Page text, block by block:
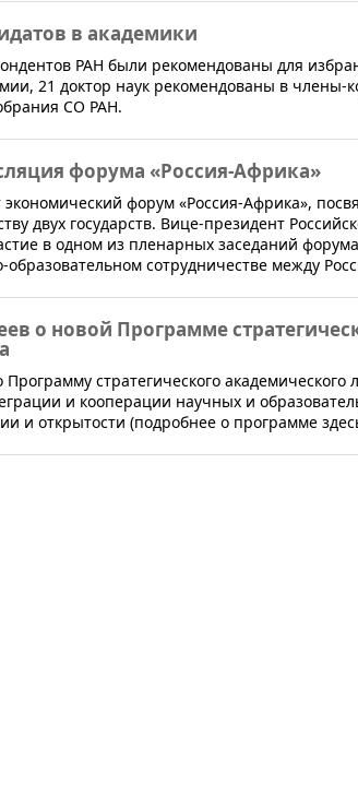
в академики
РАН были рекомендованы для
21 доктор наук рекомендованы в члены-
СО РАН.
форума «Россия-Африка»
экономический форум «Россия-Африка»,
двух государств. Вице-президент
в одном из пленарных заседаний
сотрудничестве между
о новой Программе
стратегического академического
и кооперации научных и
и открытости (подробнее о программе